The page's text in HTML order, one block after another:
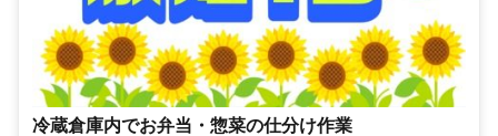
冷蔵倉庫内でお弁当・惣菜の仕分け作業